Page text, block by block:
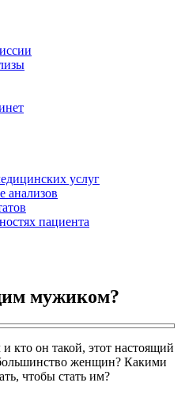
услуг
анализов
пациента
мужиком?
кто он такой, этот настоящий
женщин? Какими
чтобы стать им?